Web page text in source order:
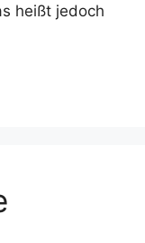
heißt jedoch